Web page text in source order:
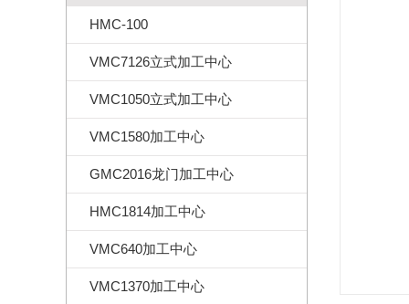
HMC-100
VMC7126立式加工中心
VMC1050立式加工中心
VMC1580加工中心
GMC2016龙门加工中心
HMC1814加工中心
VMC640加工中心
VMC1370加工中心